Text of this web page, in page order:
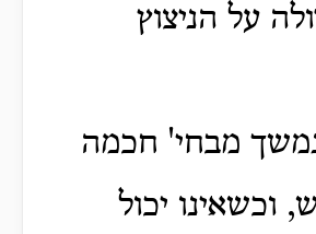
על הניצוץ
נמשך מבחי' חכמה
וכשאינו יכול